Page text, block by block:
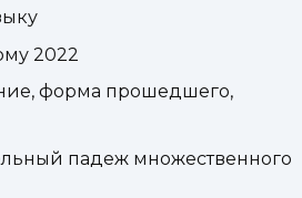
2022
форма прошедшего,
падеж множественного